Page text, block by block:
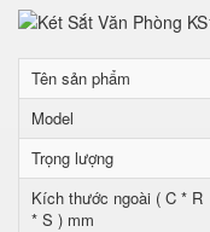
Tên sản phẩm
Model
Trọng lượng
Kích thước ngoài ( C * R
* S ) mm